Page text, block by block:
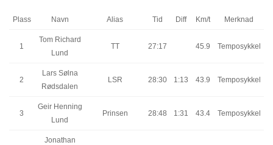
Plass Navn Alias Tid Diff Km/t Merknad
1
Tom Richard
Lund
TT 27:17 45.9 Temposykkel
2
Lars Sølna
Rødsdalen
LSR 28:30 1:13 43.9 Temposykkel
3
Geir Henning
Lund
Prinsen 28:48 1:31 43.4 Temposykkel
Jonathan